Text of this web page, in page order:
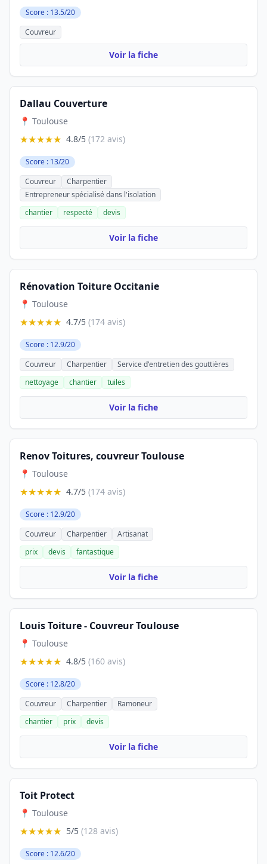
Score : 13.5/20
Couvreur
Voir la fiche
Dallau Couverture
📍 Toulouse
★★★★★ 4.8/5 (172 avis)
Score : 13/20
Couvreur
Charpentier
Entrepreneur spécialisé dans l'isolation
chantier
respecté devis
Voir la fiche
Rénovation Toiture Occitanie
📍 Toulouse
★★★★★ 4.7/5 (174 avis)
Score : 12.9/20
Couvreur
Charpentier
Service d'entretien des gouttières
nettoyage
chantier tuiles
Voir la fiche
Renov Toitures, couvreur Toulouse
📍 Toulouse
★★★★★ 4.7/5 (174 avis)
Score : 12.9/20
Couvreur
Charpentier
Artisanat
prix
devis fantastique
Voir la fiche
Louis Toiture - Couvreur Toulouse
📍 Toulouse
★★★★★ 4.8/5 (160 avis)
Score : 12.8/20
Couvreur
Charpentier
Ramoneur
chantier
prix devis
Voir la fiche
Toit Protect
📍 Toulouse
★★★★★ 5/5 (128 avis)
Score : 12.6/20